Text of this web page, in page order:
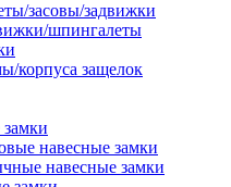
засовы/задвижки
шпингалеты
корпуса защелок
навесные замки
навесные замки